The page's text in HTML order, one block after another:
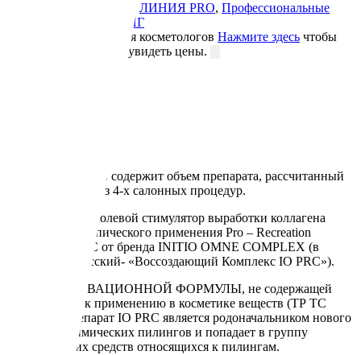
ЛИНИЯ PRO, Профессиональные
ПИЛИНГ
Специальные цены для косметологов Нажмите здесь чтобы
зарегистрироваться и увидеть цены.
Один флакон PRC содержит объем препарата, рассчитанный
на полный курс из 4-х салонных процедур.
Первый в мире солевой стимулятор выработки коллагена
всесезонного топического применения Pro – Recreation
Complex IO PRC от бренда INITIO OMNE COMPLEX (в
переводе на русский- «Воссоздающий Комплекс IO PRC»).
За счет ИННОВАЦИОННОЙ ФОРМУЛЫ, не содержащей
запрещенных к применению в косметике веществ (ТР ТС
009/2011), препарат IO PRC является родоначальником нового
поколения химических пилингов и попадает в группу
косметических средств относящихся к пилингам.